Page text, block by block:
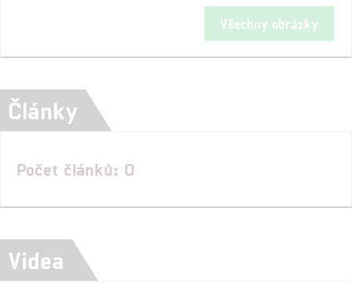
Všechny obrázky
Články
Počet článků: 0
Videa